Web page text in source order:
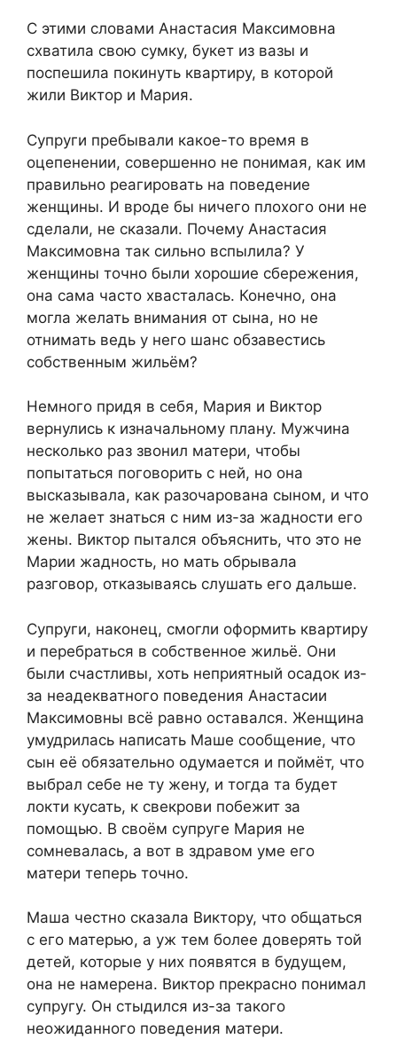
С этими словами Анастасия Максимовна
схватила свою сумку, букет из вазы и
поспешила покинуть квартиру, в которой
жили Виктор и Мария.
Супруги пребывали какое-то время в
оцепенении, совершенно не понимая, как им
правильно реагировать на поведение
женщины. И вроде бы ничего плохого они не
сделали, не сказали. Почему Анастасия
Максимовна так сильно вспылила? У
женщины точно были хорошие сбережения,
она сама часто хвасталась. Конечно, она
могла желать внимания от сына, но не
отнимать ведь у него шанс обзавестись
собственным жильём?
Немного придя в себя, Мария и Виктор
вернулись к изначальному плану. Мужчина
несколько раз звонил матери, чтобы
попытаться поговорить с ней, но она
высказывала, как разочарована сыном, и что
не желает знаться с ним из-за жадности его
жены. Виктор пытался объяснить, что это не
Марии жадность, но мать обрывала
разговор, отказываясь слушать его дальше.
Супруги, наконец, смогли оформить квартиру
и перебраться в собственное жильё. Они
были счастливы, хоть неприятный осадок из-
за неадекватного поведения Анастасии
Максимовны всё равно оставался. Женщина
умудрилась написать Маше сообщение, что
сын её обязательно одумается и поймёт, что
выбрал себе не ту жену, и тогда та будет
локти кусать, к свекрови побежит за
помощью. В своём супруге Мария не
сомневалась, а вот в здравом уме его
матери теперь точно.
Маша честно сказала Виктору, что общаться
с его матерью, а уж тем более доверять той
детей, которые у них появятся в будущем,
она не намерена. Виктор прекрасно понимал
супругу. Он стыдился из-за такого
неожиданного поведения матери.